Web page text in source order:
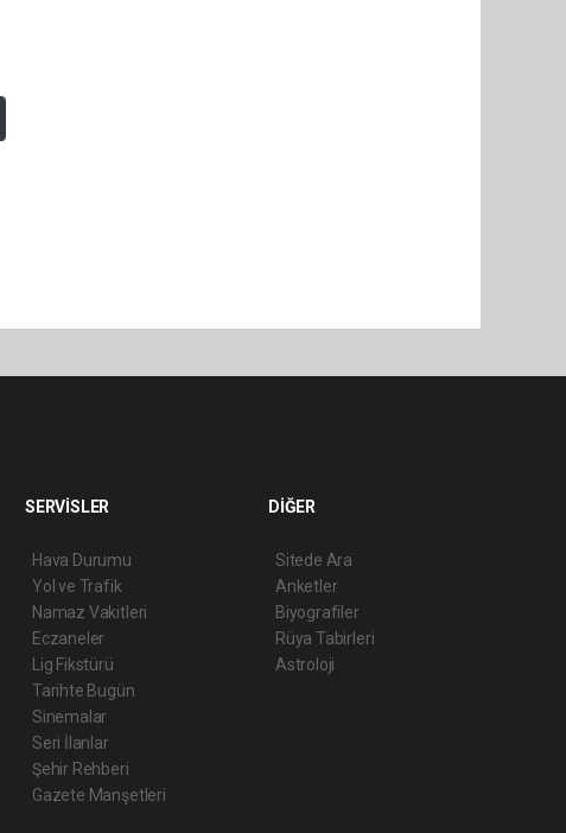
SERVİSLER
Hava Durumu
Yol ve Trafik
Namaz Vakitleri
Eczaneler
Lig Fikstürü
Tarihte Bugün
Sinemalar
Seri İlanlar
Şehir Rehberi
Gazete Manşetleri
DİĞER
Sitede Ara
Anketler
Biyografiler
Rüya Tabirleri
Astroloji